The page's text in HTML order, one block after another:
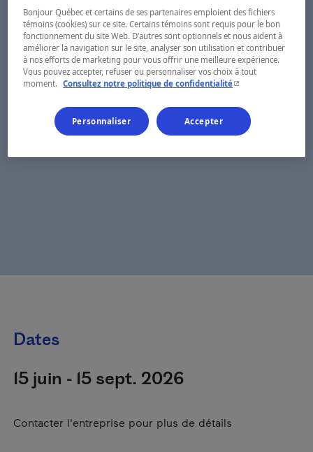
Dates
15 juin - 15 sept. 2026
Contacter l'entreprise pour plus de détails
Bonjour Québec et certains de ses partenaires emploient des fichiers
témoins (cookies) sur ce site. Certains témoins sont requis pour le bon
fonctionnement du site Web. D’autres sont optionnels et nous aident à
améliorer la navigation sur le site, analyser son utilisation et contribuer
à nos efforts de marketing pour vous offrir une meilleure expérience.
Vous pouvez accepter, refuser ou personnaliser vos choix à tout
moment.
Consultez notre politique de confidentialité- Cet hyperlien
Personnaliser Accepter